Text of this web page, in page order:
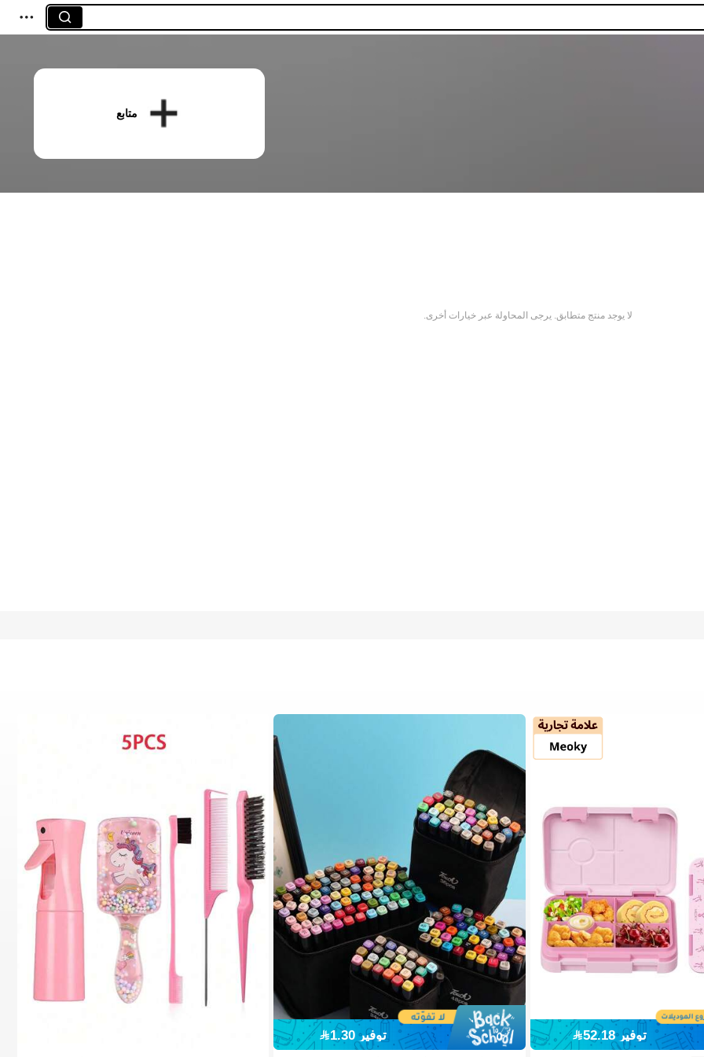
متابع
لا يوجد منتج متطابق. يرجى المحاولة عبر خيارات أخرى.
توفير 52.18 توفير 1.30